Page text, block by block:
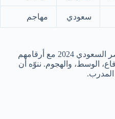
سعودي مهاجم
ختامًا، قدمنا أسماء لاعبي نادي النصر السعودي 2024 مع أرقامهم
الوسط، والهجوم. ننوّه أن
المدرب.